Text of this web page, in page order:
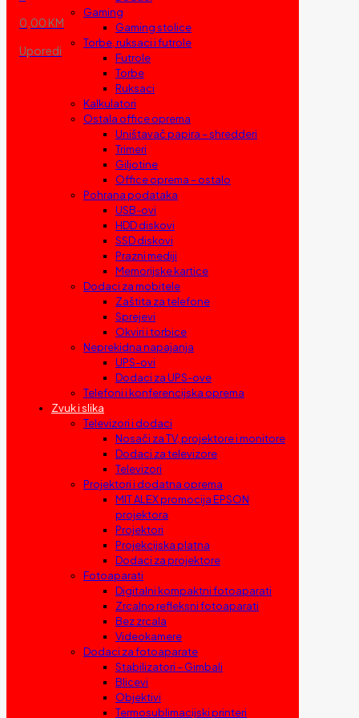
0,00 KM
Uporedi
Gaming
Gaming stolice
Torbe, ruksaci i futrole
Futrole
Torbe
Ruksaci
Kalkulatori
Ostala office oprema
Uništavač papira – shredderi
Trimeri
Giljotine
Office oprema – ostalo
Pohrana podataka
USB-ovi
HDD diskovi
SSD diskovi
Prazni mediji
Memorijske kartice
Dodaci za mobitele
Zaštita za telefone
Sprejevi
Okviri i torbice
Neprekidna napajanja
UPS-ovi
Dodaci za UPS-ove
Telefoni i konferencijska oprema
Zvuk i slika
Televizori i dodaci
Nosači za TV, projektore i monitore
Dodaci za televizore
Televizori
Projektori i dodatna oprema
MIT ALEX promocija EPSON
projektora
Projektori
Projekcijska platna
Dodaci za projektore
Fotoaparati
Digitalni kompaktni fotoaparati
Zrcalno refleksni fotoaparati
Bez zrcala
Videokamere
Dodaci za fotoaparate
Stabilizatori – Gimbali
Blicevi
Objektivi
Termosublimacijski printeri